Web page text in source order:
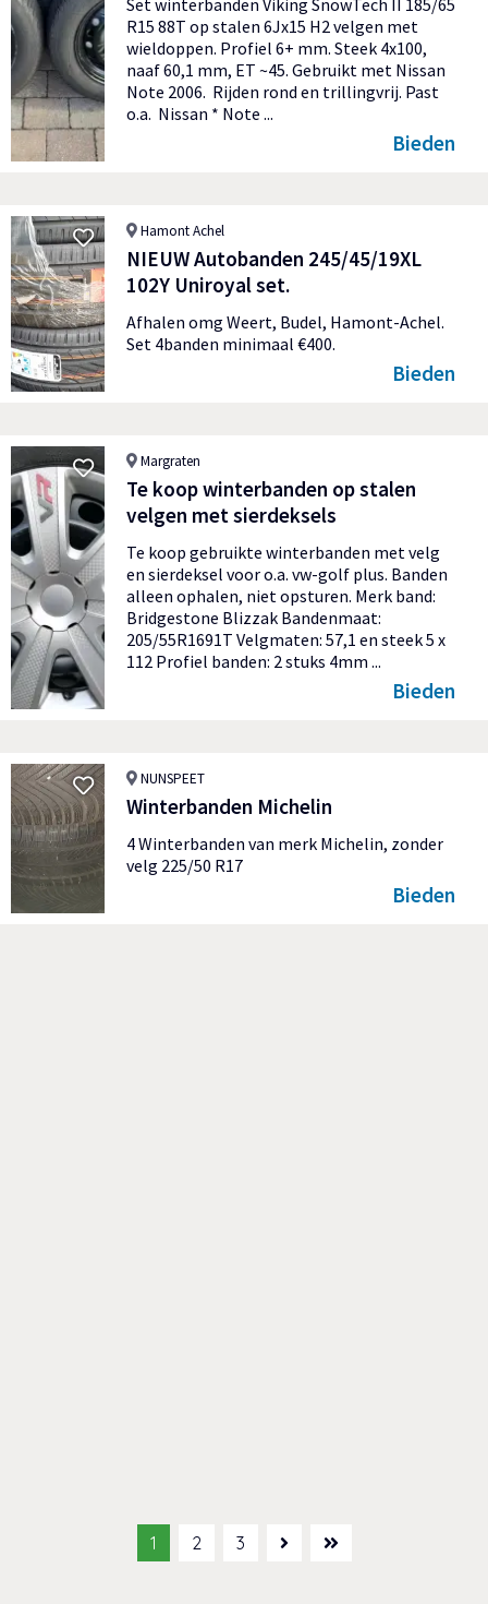
Set winterbanden Viking SnowTech II 185/65
R15 88T op stalen 6Jx15 H2 velgen met
wieldoppen. Profiel 6+ mm. Steek 4x100,
naaf 60,1 mm, ET ~45. Gebruikt met Nissan
Note 2006. Rijden rond en trillingvrij. Past
o.a. Nissan * Note ...
Bieden
Hamont Achel
NIEUW Autobanden 245/45/19XL
102Y Uniroyal set.
Afhalen omg Weert, Budel, Hamont-Achel.
Set 4banden minimaal €400.
Bieden
Margraten
Te koop winterbanden op stalen
velgen met sierdeksels
Te koop gebruikte winterbanden met velg
en sierdeksel voor o.a. vw-golf plus. Banden
alleen ophalen, niet opsturen. Merk band:
Bridgestone Blizzak Bandenmaat:
205/55R1691T Velgmaten: 57,1 en steek 5 x
112 Profiel banden: 2 stuks 4mm ...
Bieden
NUNSPEET
Winterbanden Michelin
4 Winterbanden van merk Michelin, zonder
velg 225/50 R17
Bieden
1 2 3